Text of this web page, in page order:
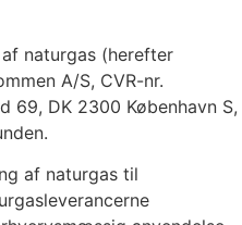
af naturgas (herefter
A/S, CVR-nr.
69, DK 2300 København S,
af naturgas til